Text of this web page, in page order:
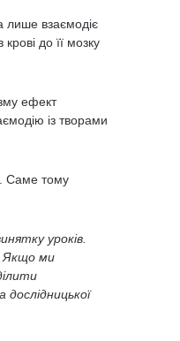
лише взаємодіє
до її мозку
ефект
із творами
Саме тому
уроків.
Якщо ми